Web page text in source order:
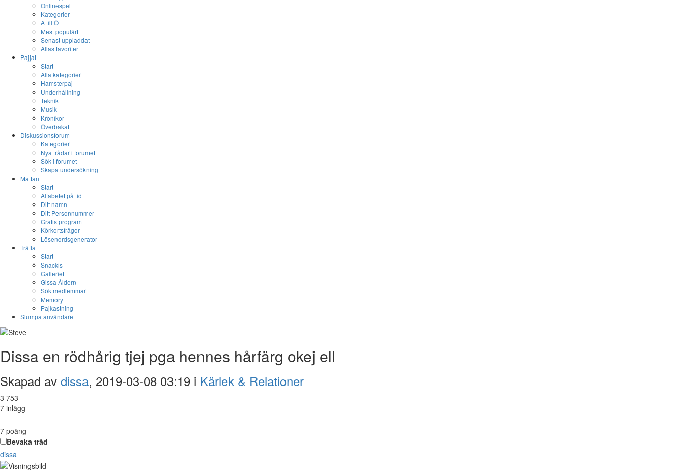
Onlinespel
Kategorier
A till Ö
Mest populärt
Senast uppladdat
Allas favoriter
Pajjat
Start
Alla kategorier
Hamsterpaj
Underhållning
Teknik
Musik
Krönikor
Överbakat
Diskussionsforum
Kategorier
Nya trådar i forumet
Sök i forumet
Skapa undersökning
Mattan
Start
Alfabetet på tid
Ditt namn
Ditt Personnummer
Gratis program
Körkortsfrågor
Lösenordsgenerator
Träffa
Start
Snackis
Galleriet
Gissa Åldern
Sök medlemmar
Memory
Pajkastning
Slumpa användare
Dissa en rödhårig tjej pga hennes hårfärg okej ell
Skapad av dissa, 2019-03-08 03:19 i Kärlek & Relationer
3 753
7 inlägg
7 poäng
Bevaka tråd
dissa